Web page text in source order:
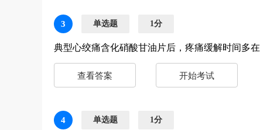
3 单选题 1分
典型心绞痛含化硝酸甘油片后，疼痛缓解时间多在
查看答案 开始考试
4 单选题 1分